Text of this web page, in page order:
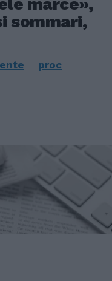
sommari,
proc